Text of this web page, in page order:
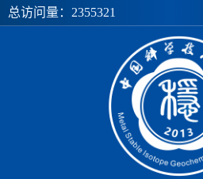
总访问量： 2355321